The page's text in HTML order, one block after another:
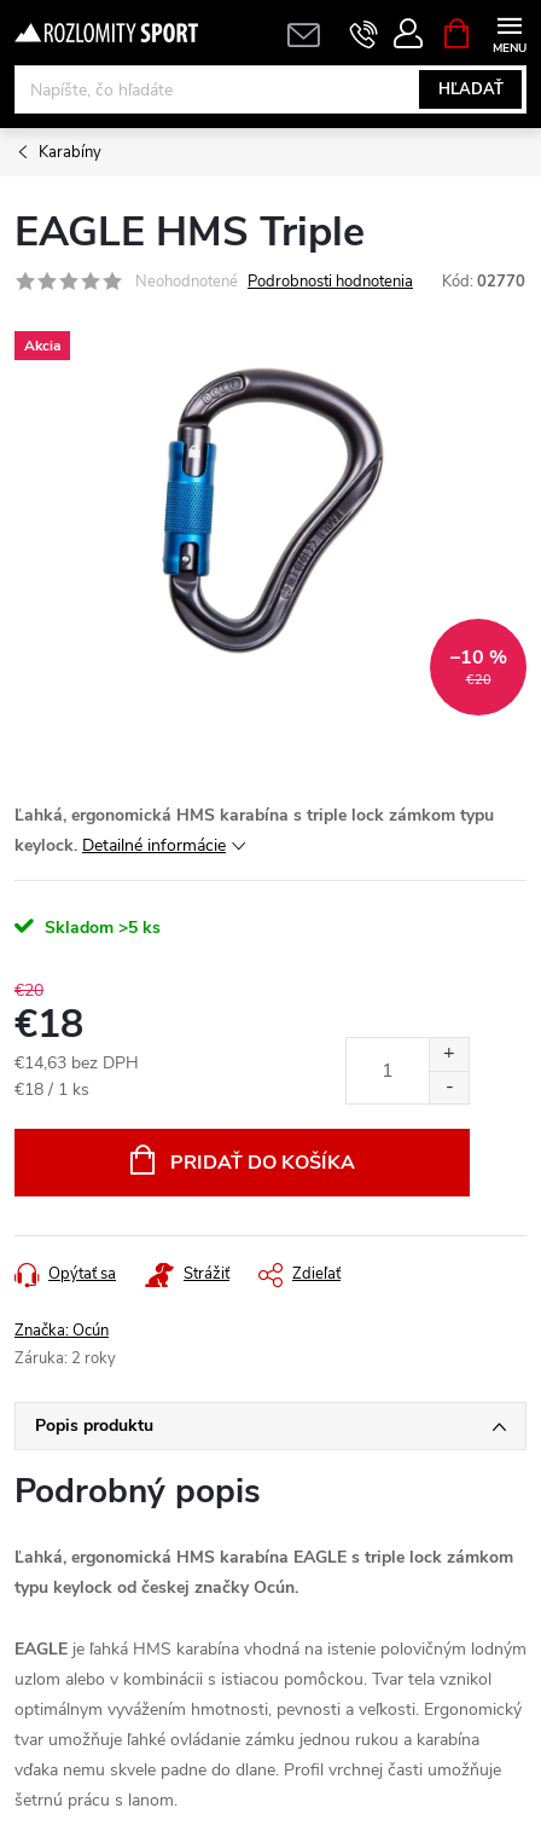
na
obsah
HĽADAŤ
KOŠÍK
Karabíny
EAGLE HMS Triple
Neohodnotené Podrobnosti hodnotenia Kód: 02770
Akcia
€20
–10 %
Ľahká, ergonomická HMS karabína s triple lock zámkom typu
keylock. Detailné informácie
Skladom >5 ks
€20
€18
€14,63 bez DPH
Jednotková
€18 / 1 ks
PRIDAŤ DO KOŠÍKA
Opýtať sa Strážiť Zdieľať
Značka:Ocún
Záruka: 2 roky
Popis produktu
Podrobný popis
Ľahká, ergonomická HMS karabína EAGLE s triple lock zámkom
typu keylock od českej značky Ocún.
EAGLE je ľahká HMS karabína vhodná na istenie polovičným lodným
uzlom alebo v kombinácii s istiacou pomôckou. Tvar tela vznikol
optimálnym vyvážením hmotnosti, pevnosti a veľkosti. Ergonomický
tvar umožňuje ľahké ovládanie zámku jednou rukou a karabína
vďaka nemu skvele padne do dlane. Profil vrchnej časti umožňuje
šetrnú prácu s lanom.